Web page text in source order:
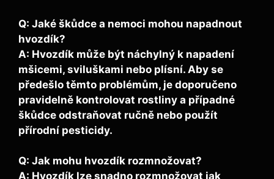
Q: Jaké škůdce a nemoci mohou napadnout
hvozdík?
A: Hvozdík může být náchylný k napadení
mšicemi, sviluškami nebo plísní. Aby se
předešlo těmto problémům, je doporučeno
pravidelně kontrolovat rostliny a případné
škůdce odstraňovat ručně nebo použít
přírodní pesticidy.
Q: Jak mohu hvozdík rozmnožovat?
A: Hvozdík lze snadno rozmnožovat jak